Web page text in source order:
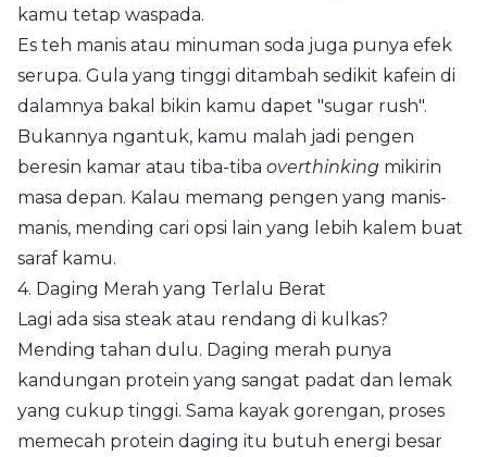
kamu tetap waspada.
Es teh manis atau minuman soda juga punya efek
serupa. Gula yang tinggi ditambah sedikit kafein di
dalamnya bakal bikin kamu dapet "sugar rush".
Bukannya ngantuk, kamu malah jadi pengen
beresin kamar atau tiba-tiba overthinking mikirin
masa depan. Kalau memang pengen yang manis-
manis, mending cari opsi lain yang lebih kalem buat
saraf kamu.
4. Daging Merah yang Terlalu Berat
Lagi ada sisa steak atau rendang di kulkas?
Mending tahan dulu. Daging merah punya
kandungan protein yang sangat padat dan lemak
yang cukup tinggi. Sama kayak gorengan, proses
memecah protein daging itu butuh energi besar